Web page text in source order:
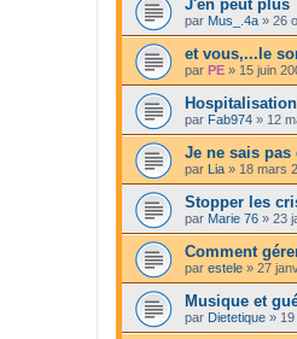
J'en peut plus
par Mus_.4a » 26
et vous,...le
par PE » 15 juin
Hospitalisation
par Fab974 » 12
Je ne sais
par Lia » 18 mars
Stopper les
par Marie 76 » 23
Comment
par estele » 27
Musique et
par Dietetique »